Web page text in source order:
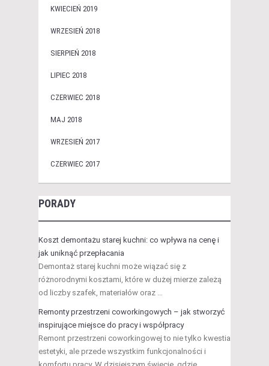
KWIECIEŃ 2019
WRZESIEŃ 2018
SIERPIEŃ 2018
LIPIEC 2018
CZERWIEC 2018
MAJ 2018
WRZESIEŃ 2017
CZERWIEC 2017
PORADY
Koszt demontażu starej kuchni: co wpływa na cenę i
jak uniknąć przepłacania
Demontaż starej kuchni może wiązać się z
różnorodnymi kosztami, które w dużej mierze zależą
od liczby szafek, materiałów oraz …
Remonty przestrzeni coworkingowych – jak stworzyć
inspirujące miejsce do pracy i współpracy
Remont przestrzeni coworkingowej to nie tylko kwestia
estetyki, ale przede wszystkim funkcjonalności i